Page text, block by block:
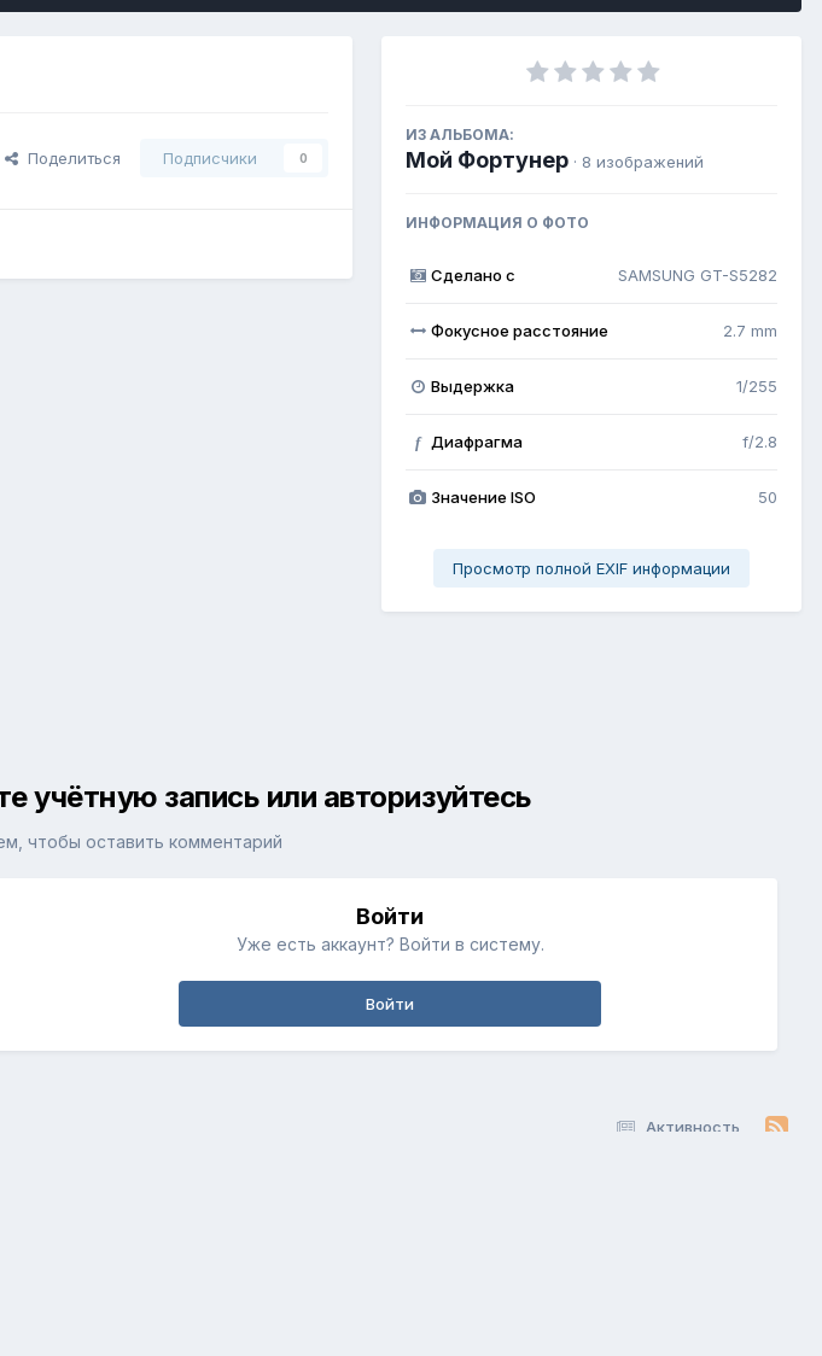
Поделиться Подписчики 0
ИЗ АЛЬБОМА:
Мой Фортунер · 8 изображений
ИНФОРМАЦИЯ О ФОТО
Сделано с SAMSUNG GT-S5282
Фокусное расстояние 2.7 mm
Выдержка 1/255
f Диафрагма f/2.8
Значение ISO 50
Просмотр полной EXIF информации
учётную запись или авторизуйтесь
чтобы оставить комментарий
Войти
Уже есть аккаунт? Войти в систему.
Войти
Активность